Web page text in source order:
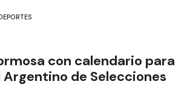
con calendario para
Argentino de Selecciones